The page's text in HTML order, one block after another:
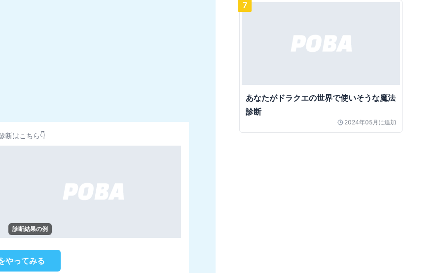
断はこちら👇
診断結果の例
やってみる
7
あなたがドラクエの世界で使いそうな魔法
診断
2024年05月 に追加